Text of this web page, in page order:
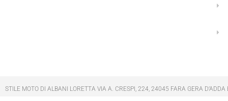
STILE MOTO DI ALBANI LORETTA VIA A. CRESPI, 224, 24045 FARA GERA